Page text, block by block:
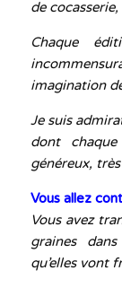
de
Chaque
imagination
Je suis
dont
généreux,
Vous allez
Vous avez
graines
qu’elles vont